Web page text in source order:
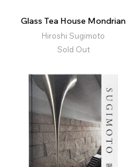
Glass Tea House Mondrian
Hiroshi Sugimoto
Sold Out